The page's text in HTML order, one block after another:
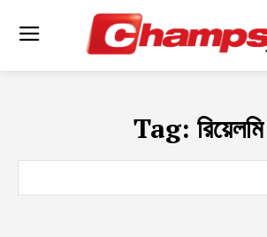
Tag: রিয়েলমি